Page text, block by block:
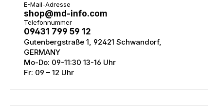
E-Mail-Adresse
shop@md-info.com
Telefonnummer
09431 799 59 12
Gutenbergstraße 1, 92421 Schwandorf,
GERMANY
Mo-Do: 09-11:30 13-16 Uhr
Fr: 09 – 12 Uhr